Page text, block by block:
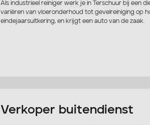
Als industrieel reiniger werk je in Terschuur bij een
variëren van vloeronderhoud tot gevelreiniging op
eindejaarsuitkering, en krijgt een auto van de zaak.
Verkoper buitendienst